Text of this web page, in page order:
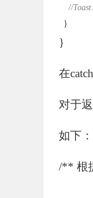
//
}
}
在
对于
如下：
/** 根